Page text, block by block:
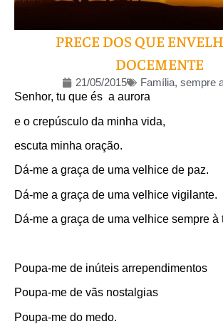
PRECE DOS QUE
DOCEMENTE
21/05/2015
Família, sempre
Senhor, tu que és a aurora
e o crepúsculo da minha vida,
escuta minha oração.
Dá-me a graça de uma velhice de paz.
Dá-me a graça de uma velhice vigilante.
Dá-me a graça de uma velhice sempre à
Poupa-me de inúteis arrependimentos
Poupa-me de vãs nostalgias
Poupa-me do medo.